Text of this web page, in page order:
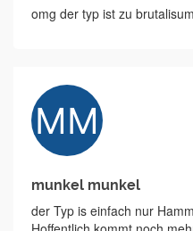
omg der typ ist zu
munkel munkel
der Typ is einfach nur